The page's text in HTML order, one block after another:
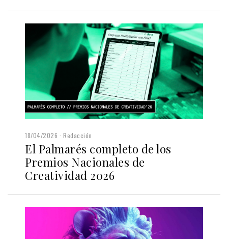
18/04/2026 Redacción
El Palmarés completo de los
Premios Nacionales de
Creatividad 2026